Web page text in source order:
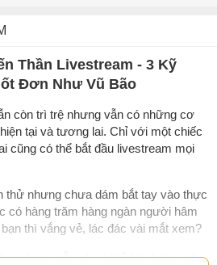
Thần Livestream - 3 Kỹ
Đơn Như Vũ Bão
còn trì trệ nhưng vẫn có những cơ
tại và tương lai. Chỉ với một chiếc
cũng có thể bắt đầu livestream mọi
thử nhưng chưa dám bắt tay vào thực
có hàng trăm hàng ngàn người hâm
thì vắng vẻ, lác đác vài mắt xem?
nhưng vẫn chưa thể bán hàng, có